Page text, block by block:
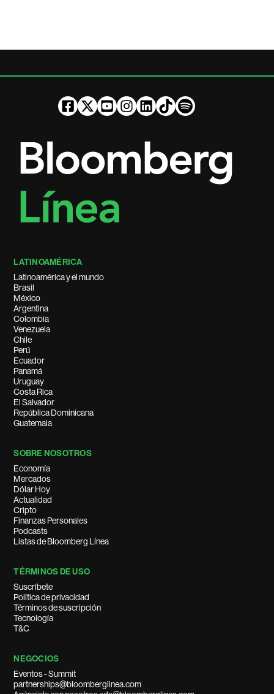
LATINOAMÉRICA
Latinoamérica y el mundo
Brasil
México
Argentina
Colombia
Venezuela
Chile
Perú
Ecuador
Panamá
Uruguay
Costa Rica
El Salvador
República Dominicana
Guatemala
SOBRE NOSOTROS
Economía
Mercados
Dólar Hoy
Actualidad
Cripto
Finanzas Personales
Podcasts
Listas de Bloomberg Línea
TÉRMINOS DE USO
Suscríbete
Política de privacidad
Términos de suscripción
Tecnología
T&C
NEGOCIOS
Eventos - Summit
partnerships@bloomberglinea.com